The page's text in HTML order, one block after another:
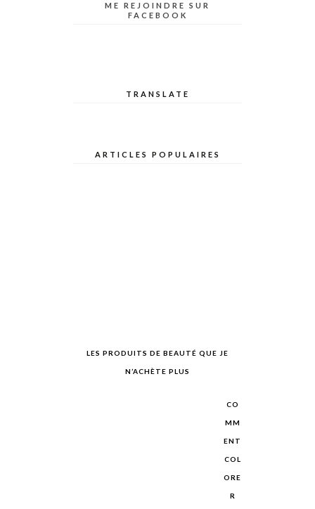
ME REJOINDRE SUR
FACEBOOK
TRANSLATE
ARTICLES POPULAIRES
LES PRODUITS DE BEAUTÉ QUE JE
N’ACHÈTE PLUS
CO
MM
ENT
COL
ORE
R